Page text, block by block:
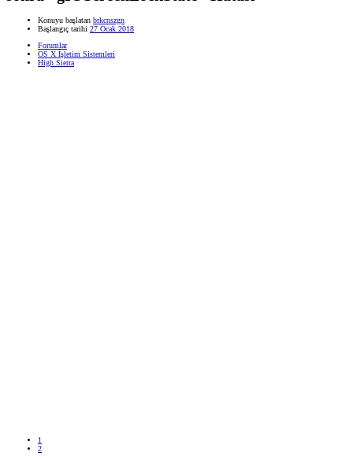
Konuyu başlatan brkcnszgn
Başlangıç tarihi 27 Ocak 2018
Forumlar
OS X İşletim Sistemleri
High Sierra
1
2